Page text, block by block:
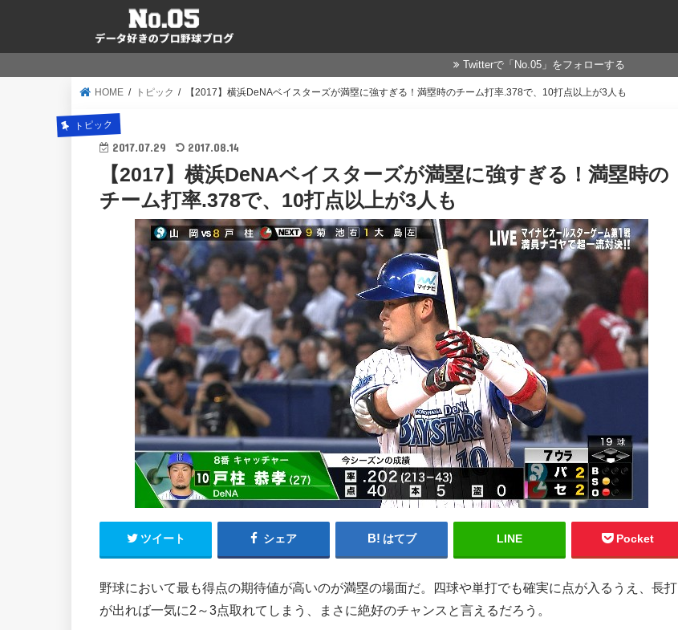
Twitterで「No.05」をフォローする
HOME トピック 【2017】横浜DeNAベイスターズが満塁に強すぎる！満塁時のチーム打率.378で、10打点以上が3人も
トピック
2017.07.29 2017.08.14
【2017】横浜DeNAベイスターズが満塁に強すぎる！満塁時の
チーム打率.378で、10打点以上が3人も
ツイート シェア はてブ LINE Pocket
野球において最も得点の期待値が高いのが満塁の場面だ。四球や単打でも確実に点が入るうえ、長打
が出れば一気に2～3点取れてしまう、まさに絶好のチャンスと言えるだろう。